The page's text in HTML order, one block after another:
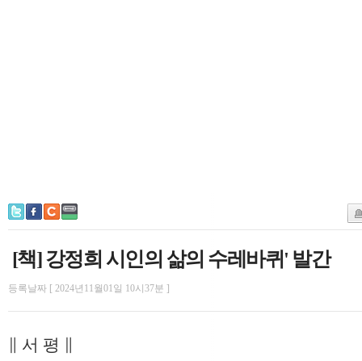
[책] 강정희 시인의 삶의 수레바퀴' 발간
등록날짜 [ 2024년11월01일 10시37분 ]
∥ 서 평 ∥